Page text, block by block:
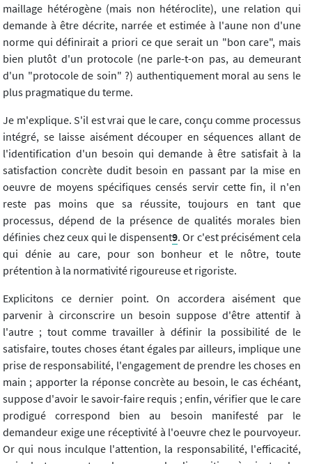
maillage hétérogène (mais non hétéroclite), une relation qui
demande à être décrite, narrée et estimée à l'aune non d'une
norme qui définirait a priori ce que serait un "bon care", mais
bien plutôt d'un protocole (ne parle-t-on pas, au demeurant
d'un "protocole de soin" ?) authentiquement moral au sens le
plus pragmatique du terme.
Je m'explique. S'il est vrai que le care, conçu comme processus
intégré, se laisse aisément découper en séquences allant de
l'identification d'un besoin qui demande à être satisfait à la
satisfaction concrète dudit besoin en passant par la mise en
oeuvre de moyens spécifiques censés servir cette fin, il n'en
reste pas moins que sa réussite, toujours en tant que
processus, dépend de la présence de qualités morales bien
définies chez ceux qui le dispensent9. Or c'est précisément cela
qui dénie au care, pour son bonheur et le nôtre, toute
prétention à la normativité rigoureuse et rigoriste.
Explicitons ce dernier point. On accordera aisément que
parvenir à circonscrire un besoin suppose d'être attentif à
l'autre ; tout comme travailler à définir la possibilité de le
satisfaire, toutes choses étant égales par ailleurs, implique une
prise de responsabilité, l'engagement de prendre les choses en
main ; apporter la réponse concrète au besoin, le cas échéant,
suppose d'avoir le savoir-faire requis ; enfin, vérifier que le care
prodigué correspond bien au besoin manifesté par le
demandeur exige une réceptivité à l'oeuvre chez le pourvoyeur.
Or qui nous inculque l'attention, la responsabilité, l'efficacité,